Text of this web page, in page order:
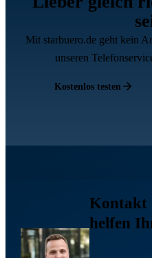
Mit starbuero.de geht kein
unseren
Kostenlos testen
Kontakt
helfen